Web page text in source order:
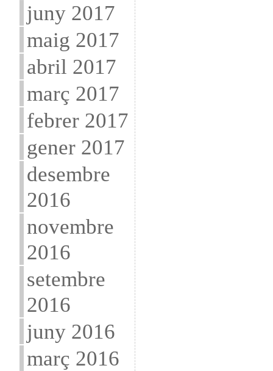
juny 2017
maig 2017
abril 2017
març 2017
febrer 2017
gener 2017
desembre
2016
novembre
2016
setembre
2016
juny 2016
març 2016